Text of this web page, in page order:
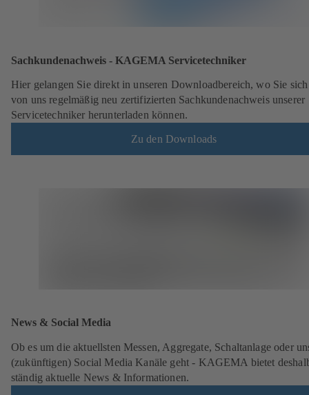
Sachkundenachweis - KAGEMA Servicetechniker
Hier gelangen Sie direkt in unseren Downloadbereich, wo Sie
von uns regelmäßig neu zertifizierten Sachkundenachweis unserer
Servicetechniker herunterladen können.
Zu den Downloads
News & Social Media
Ob es um die aktuellsten Messen, Aggregate, Schaltanlage oder
(zukünftigen) Social Media Kanäle geht - KAGEMA bietet
ständig aktuelle News & Informationen.